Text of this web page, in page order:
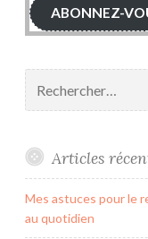
ABONNEZ-
Articles
Mes astuces pour le
au quotidien